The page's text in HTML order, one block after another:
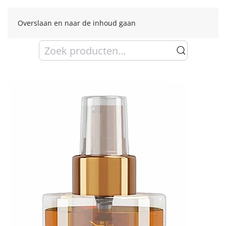
Overslaan en naar de inhoud gaan
Zoeken
naar: